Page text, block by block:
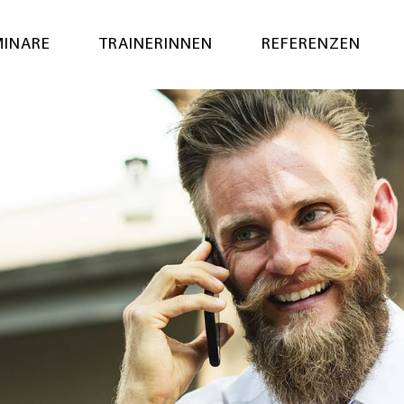
TRAINERINNEN REFERENZEN